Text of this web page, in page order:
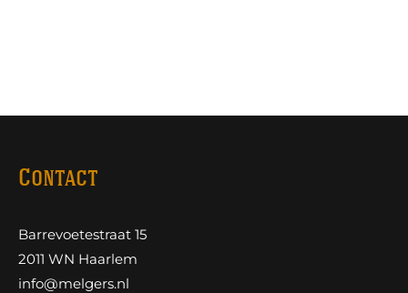
Contact
Barrevoetestraat 15
2011 WN Haarlem
info@melgers.nl